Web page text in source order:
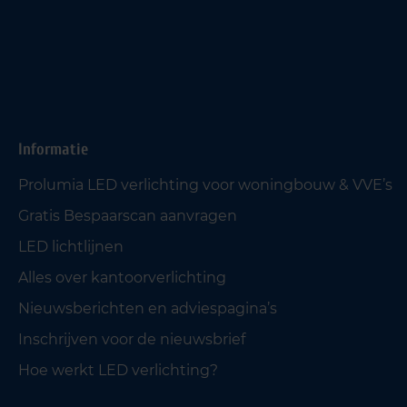
Informatie
Prolumia LED verlichting voor woningbouw & VVE’s
Gratis Bespaarscan aanvragen
LED lichtlijnen
Alles over kantoorverlichting
Nieuwsberichten en adviespagina’s
Inschrijven voor de nieuwsbrief
Hoe werkt LED verlichting?